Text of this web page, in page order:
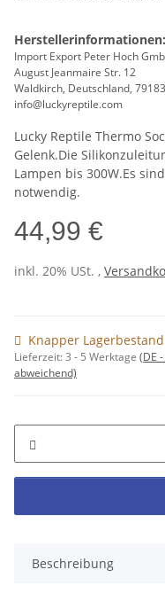
Herstellerinformationen:
Import Export Peter Hoch
August Jeanmaire Str. 12
Waldkirch, Deutschland, 79183
info@luckyreptile.com
Lucky Reptile Thermo
Gelenk.Die
Lampen bis 300W.Es
notwendig.
44,99 €
inkl. 20% USt. ,
Knapper Lagerbestand
Lieferzeit:3 - 5 Werktage (DE
abweichend)
Beschreibung